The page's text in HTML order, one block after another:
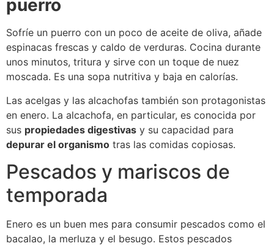
puerro
Sofríe un puerro con un poco de aceite de oliva, añade
espinacas frescas y caldo de verduras. Cocina durante
unos minutos, tritura y sirve con un toque de nuez
moscada. Es una sopa nutritiva y baja en calorías.
Las acelgas y las alcachofas también son protagonistas
en enero. La alcachofa, en particular, es conocida por
sus propiedades digestivas y su capacidad para
depurar el organismo tras las comidas copiosas.
Pescados y mariscos de
temporada
Enero es un buen mes para consumir pescados como el
bacalao, la merluza y el besugo. Estos pescados